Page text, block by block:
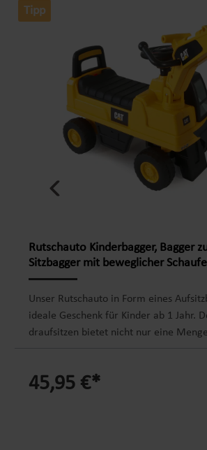
Tipp
Rutschauto Kinderbagger, Bagger
Sitzbagger mit beweglicher
Unser Rutschauto in Form eines
ideale Geschenk für Kinder ab 1 Jahr.
draufsitzen bietet nicht nur eine
ermöglicht es Kindern, die Welt
45,95 €*